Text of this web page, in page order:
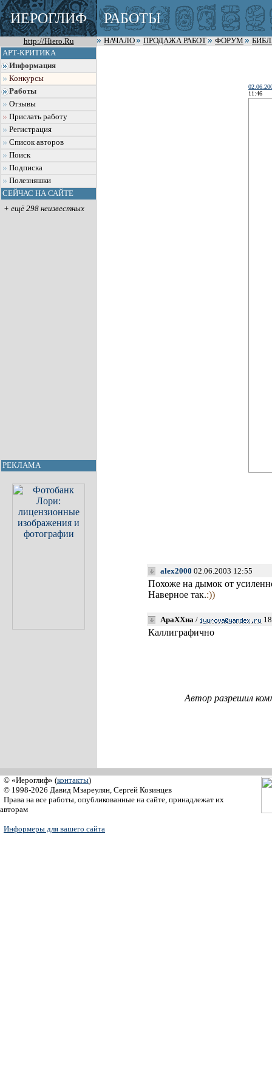
ИЕРОГЛИФ РАБОТЫ
http://Hiero.Ru НАЧАЛО ПРОДАЖА РАБОТ ФОРУМ
АРТ-КРИТИКА
Информация
Конкурсы
Работы
Отзывы
Прислать работу
Регистрация
Список авторов
Поиск
Подписка
Полезняшки
СЕЙЧАС НА САЙТЕ
+ ещё 298 неизвестных
РЕКЛАМА
11:46
alex2000 02.06.2003 12:55
Похоже на дымок от
Наверное так.:))
АраХХна /
Каллиграфично
Автор разрешил
© «Иероглиф» (контакты)
© 1998-2026 Давид Мзареулян, Сергей Козинцев
Права на все работы, опубликованные на сайте, принадлежат их
авторам
Информеры для вашего сайта